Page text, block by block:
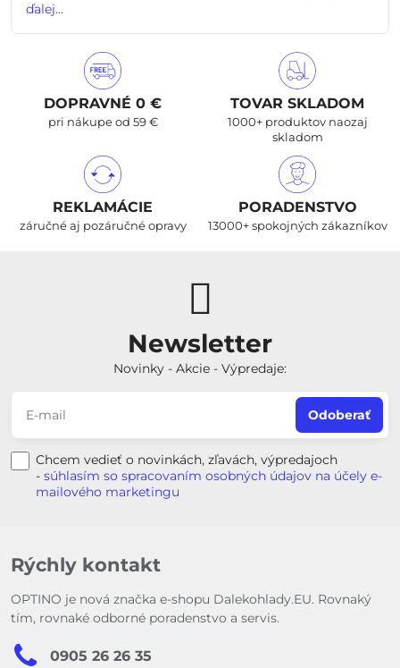
ďalej...
DOPRAVNÉ 0 €
pri nákupe od 59 €
TOVAR SKLADOM
1000+ produktov naozaj
skladom
REKLAMÁCIE
záručné aj pozáručné opravy
PORADENSTVO
13000+ spokojných zákazníkov
Newsletter
Novinky - Akcie - Výpredaje:
Odoberať
Chcem vedieť o novinkách, zľavách, výpredajoch
- súhlasím so spracovaním osobných údajov na účely e-
mailového marketingu
Rýchly kontakt
OPTINO je nová značka e-shopu Dalekohlady.EU. Rovnaký
tím, rovnaké odborné poradenstvo a servis.
0905 26 26 35